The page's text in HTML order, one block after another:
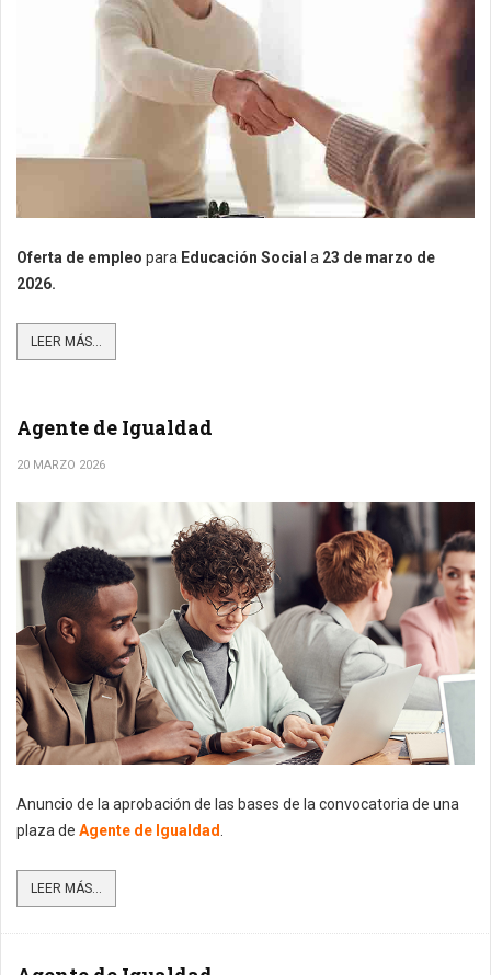
Oferta de empleo para Educación Social a 23 de marzo de
2026.
LEER MÁS...
Agente de Igualdad
20 MARZO 2026
Anuncio de la aprobación de las bases de la convocatoria de una
plaza de Agente de Igualdad
LEER MÁS...